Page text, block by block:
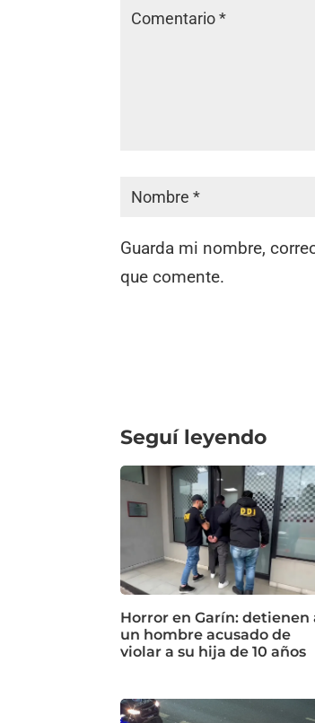
Guarda mi nombre,
que comente.
Seguí leyendo
Horror en Garín: detienen
un hombre acusado de
violar a su hija de 10 años